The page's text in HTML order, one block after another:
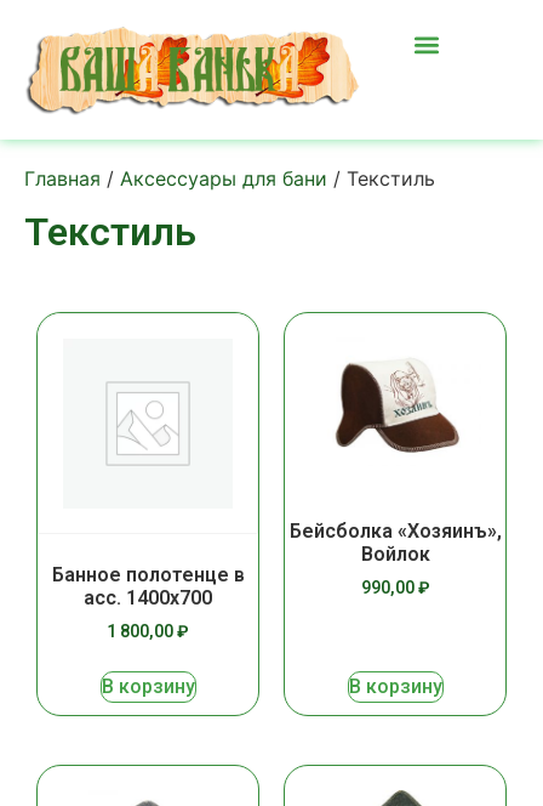
Главная / Аксессуары для бани / Текстиль
Текстиль
Банное полотенце в
асс. 1400х700
1 800,00₽
В корзину
Бейсболка «Хозяинъ»,
Войлок
990,00₽
В корзину